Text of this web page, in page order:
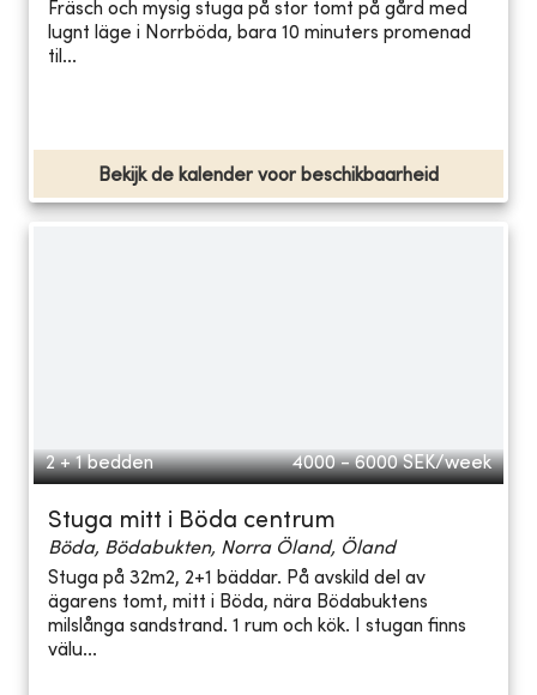
Fräsch och mysig stuga på stor tomt på gård med
lugnt läge i Norrböda, bara 10 minuters promenad
til...
Bekijk de kalender voor beschikbaarheid
2 + 1 bedden 4000 - 6000 SEK/week
Stuga mitt i Böda centrum
Böda, Bödabukten, Norra Öland, Öland
Stuga på 32m2, 2+1 bäddar. På avskild del av
ägarens tomt, mitt i Böda, nära Bödabuktens
milslånga sandstrand. 1 rum och kök. I stugan finns
välu...